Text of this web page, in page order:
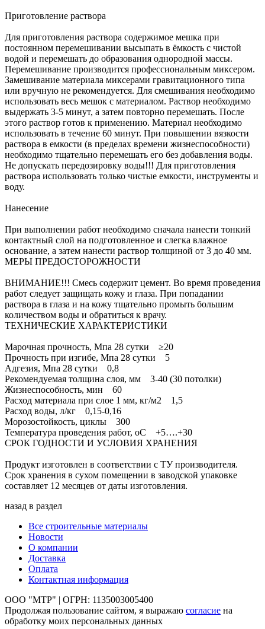
Приготовление раствора
Для приготовления раствора содержимое мешка при
постоянном перемешивании высыпать в ёмкость с чистой
водой и перемешать до образования однородной массы.
Перемешивание производится профессиональным миксером.
Замешивание материала миксерами гравитационного типа
или вручную не рекомендуется. Для смешивания необходимо
использовать весь мешок с материалом. Раствор необходимо
выдержать 3-5 минут, а затем повторно перемешать. После
этого раствор готов к применению. Материал необходимо
использовать в течение 60 минут. При повышении вязкости
раствора в емкости (в пределах времени жизнеспособности)
необходимо тщательно перемешать его без добавления воды.
Не допускать передозировку воды!!! Для приготовления
раствора использовать только чистые емкости, инструменты и
воду.
Нанесение
При выполнении работ необходимо сначала нанести тонкий
контактный слой на подготовленное и слегка влажное
основание, а затем нанести раствор толщиной от 3 до 40 мм.
МЕРЫ ПРЕДОСТОРОЖНОСТИ
ВНИМАНИЕ!!! Смесь содержит цемент. Во время проведения
работ следует защищать кожу и глаза. При попадании
раствора в глаза и на кожу тщательно промыть большим
количеством воды и обратиться к врачу.
ТЕХНИЧЕСКИЕ ХАРАКТЕРИСТИКИ
Марочная прочность, Мпа 28 сутки ≥20
Прочность при изгибе, Мпа 28 сутки 5
Адгезия, Мпа 28 сутки 0,8
Рекомендуемая толщина слоя, мм 3-40 (30 потолки)
Жизнеспособность, мин 60
Расход материала при слое 1 мм, кг/м2 1,5
Расход воды, л/кг 0,15-0,16
Морозостойкость, циклы 300
Температура проведения работ, oС +5….+30
СРОК ГОДНОСТИ И УСЛОВИЯ ХРАНЕНИЯ
Продукт изготовлен в соответствии с ТУ производителя.
Срок хранения в сухом помещении в заводской упаковке
составляет 12 месяцев от даты изготовления.
назад в раздел
Все строительные материалы
Новости
О компании
Доставка
Оплата
Контактная информация
ООО "МТР" | ОГРН: 1135003005400
Продолжая пользование сайтом, я выражаю согласие на
обработку моих персональных данных